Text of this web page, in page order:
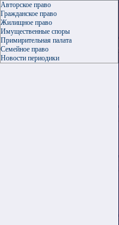
Авторское право
Гражданское право
Жилищное право
Имущественные споры
Примирительная палата
Семейное право
Новости периодики